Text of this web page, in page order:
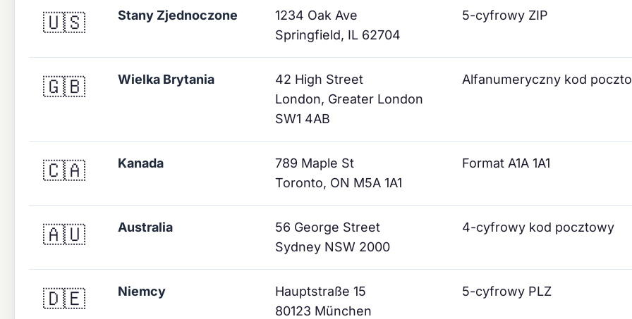
🇺🇸 Stany Zjednoczone
1234 Oak Ave
Springfield, IL 62704
5-cyfrowy ZIP
🇬🇧 Wielka Brytania
42 High Street
London, Greater London
SW1 4AB
Alfanumeryczny kod
🇨🇦 Kanada
789 Maple St
Toronto, ON M5A 1A1
Format A1A 1A1
🇦🇺 Australia
56 George Street
Sydney NSW 2000
4-cyfrowy kod pocztowy
🇩🇪 Niemcy
Hauptstraße 15
80123 München
5-cyfrowy PLZ